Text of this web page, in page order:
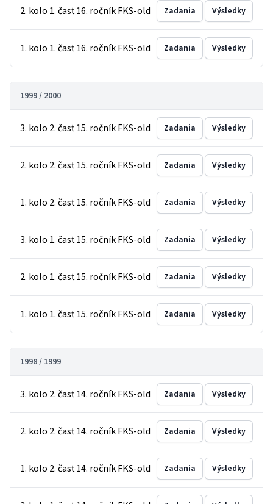
2. kolo 1. časť 16. ročník FKS-old Zadania Výsledky
1. kolo 1. časť 16. ročník FKS-old Zadania Výsledky
1999 / 2000
3. kolo 2. časť 15. ročník FKS-old Zadania Výsledky
2. kolo 2. časť 15. ročník FKS-old Zadania Výsledky
1. kolo 2. časť 15. ročník FKS-old Zadania Výsledky
3. kolo 1. časť 15. ročník FKS-old Zadania Výsledky
2. kolo 1. časť 15. ročník FKS-old Zadania Výsledky
1. kolo 1. časť 15. ročník FKS-old Zadania Výsledky
1998 / 1999
3. kolo 2. časť 14. ročník FKS-old Zadania Výsledky
2. kolo 2. časť 14. ročník FKS-old Zadania Výsledky
1. kolo 2. časť 14. ročník FKS-old Zadania Výsledky